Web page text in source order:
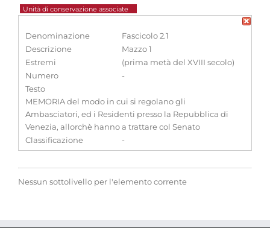
Unità di conservazione associate
Denominazione
Fascicolo 2.1
Descrizione
Mazzo 1
Estremi
(prima metà del XVIII secolo)
Numero
-
Testo
MEMORIA del modo in cui si regolano gli
Ambasciatori, ed i Residenti presso la Repubblica di
Venezia, allorchè hanno a trattare col Senato
Classificazione
-
Nessun sottolivello per l'elemento corrente